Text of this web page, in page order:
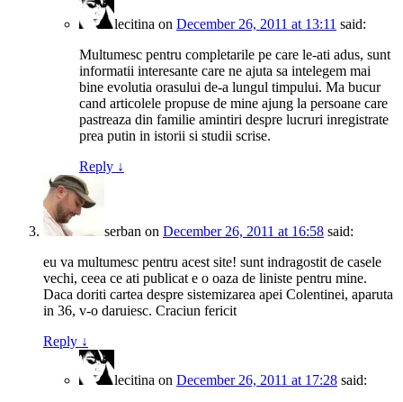
lecitina on December 26, 2011 at 13:11 said:
Multumesc pentru completarile pe care le-ati adus, sunt
informatii interesante care ne ajuta sa intelegem mai
bine evolutia orasului de-a lungul timpului. Ma bucur
cand articolele propuse de mine ajung la persoane care
pastreaza din familie amintiri despre lucruri inregistrate
prea putin in istorii si studii scrise.
Reply ↓
serban on December 26, 2011 at 16:58 said:
eu va multumesc pentru acest site! sunt indragostit de casele
vechi, ceea ce ati publicat e o oaza de liniste pentru mine.
Daca doriti cartea despre sistemizarea apei Colentinei, aparuta
in 36, v-o daruiesc. Craciun fericit
Reply ↓
lecitina on December 26, 2011 at 17:28 said: